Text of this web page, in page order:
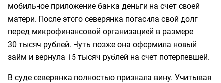
мобильное приложение банка деньги на счет своей
матери. После этого северянка погасила свой долг
перед микрофинансовой организацией в размере
30 тысяч рублей. Чуть позже она оформила новый
займ и вернула 15 тысяч рублей на счет потерпевшей.
В суде северянка полностью признала вину. Учитывая